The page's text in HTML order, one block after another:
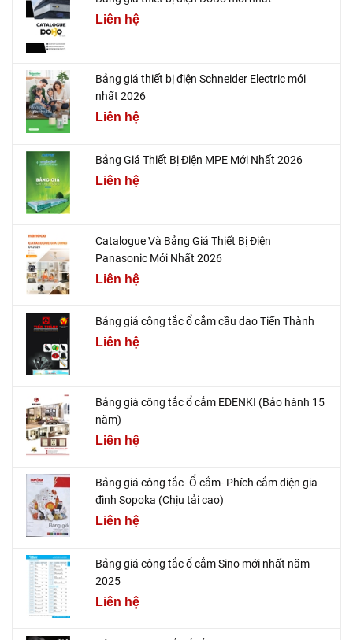
Liên hệ
Bảng giá thiết bị điện Schneider Electric mới
nhất 2026
Liên hệ
Bảng Giá Thiết Bị Điện MPE Mới Nhất 2026
Liên hệ
Catalogue Và Bảng Giá Thiết Bị Điện
Panasonic Mới Nhất 2026
Liên hệ
Bảng giá công tắc ổ cắm cầu dao Tiến Thành
Liên hệ
Bảng giá công tắc ổ cắm EDENKI (Bảo hành 15
năm)
Liên hệ
Bảng giá công tắc- Ổ cắm- Phích cắm điện gia
đình Sopoka (Chịu tải cao)
Liên hệ
Bảng giá công tắc ổ cắm Sino mới nhất năm
2025
Liên hệ